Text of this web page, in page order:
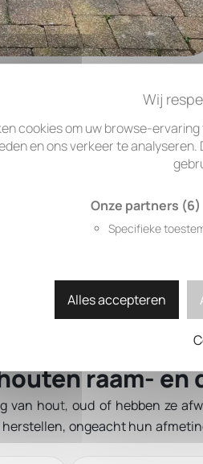
cookies om uw browse-
en ons verkeer te analyseren.
Onze partners (6)
Specifieke
Alles accepteren
kunnen wij aan de slag met alle
raam- en
van hout,oud of hebben ze
ongeacht hun